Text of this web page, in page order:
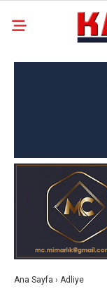
Ana Sayfa › Adliye